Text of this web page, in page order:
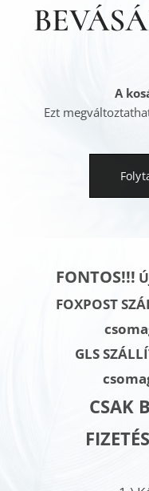
A
Ezt
FONTOS!!!
FOXPOST
GLS
CSAK